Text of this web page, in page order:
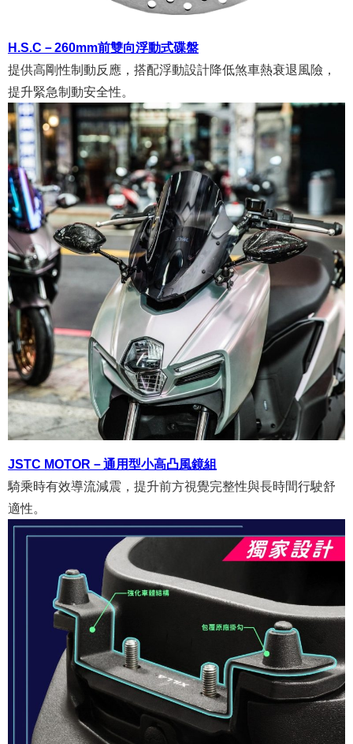
H.S.C－260mm前雙向浮動式碟盤
提供高剛性制動反應，搭配浮動設計降低煞車熱衰退風險，
提升緊急制動安全性。
JSTC MOTOR－通用型小高凸風鏡組
騎乘時有效導流減震，提升前方視覺完整性與長時間行駛舒
適性。